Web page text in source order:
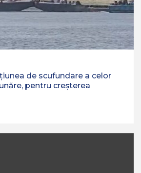
de scufundare a celor
pentru creşterea